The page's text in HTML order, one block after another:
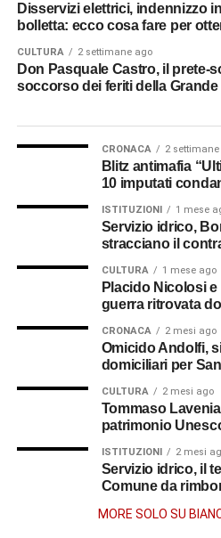
Disservizi elettrici, indennizzo in
bolletta: ecco cosa fare per
CULTURA 2 settimane ago
Don Pasquale Castro, il prete-
soccorso dei feriti della Grande
CRONACA 2
Blitz antimafia
10 imputati
ISTITUZIONI 1 mese
Servizio idrico,
stracciano il
CULTURA 1 mese ago
Placido Nicolosi
guerra ritrovata
CRONACA 2 mesi ago
Omicido Andolfi,
domiciliari per
CULTURA 2 mesi ago
Tommaso
patrimonio
ISTITUZIONI 2 mesi
Servizio idrico, il
Comune da
MORE SOLO SU